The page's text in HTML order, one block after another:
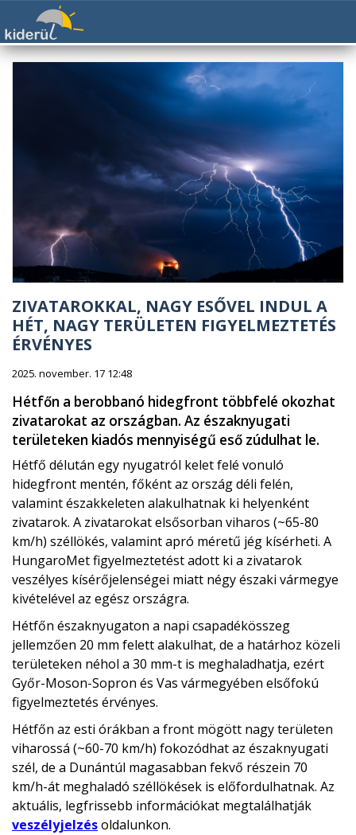
ZIVATAROKKAL, NAGY ESŐVEL INDUL A
HÉT, NAGY TERÜLETEN FIGYELMEZTETÉS
ÉRVÉNYES
2025. november. 17 12:48
Hétfőn a berobbanó hidegfront többfelé okozhat
zivatarokat az országban. Az északnyugati
területeken kiadós mennyiségű eső zúdulhat le.
Hétfő délután egy nyugatról kelet felé vonuló
hidegfront mentén, főként az ország déli felén,
valamint északkeleten alakulhatnak ki helyenként
zivatarok. A zivatarokat elsősorban viharos (~65-80
km/h) széllökés, valamint apró méretű jég kísérheti. A
HungaroMet figyelmeztetést adott ki a zivatarok
veszélyes kísérőjelenségei miatt négy északi vármegye
kivételével az egész országra.
Hétfőn északnyugaton a napi csapadékösszeg
jellemzően 20 mm felett alakulhat, de a határhoz közeli
területeken néhol a 30 mm-t is meghaladhatja, ezért
Győr-Moson-Sopron és Vas vármegyében elsőfokú
figyelmeztetés érvényes.
Hétfőn az esti órákban a front mögött nagy területen
viharossá (~60-70 km/h) fokozódhat az északnyugati
szél, de a Dunántúl magasabban fekvő részein 70
km/h-át meghaladó széllökések is előfordulhatnak. Az
aktuális, legfrissebb információkat megtalálhatják
veszélyjelzésoldalunkon.